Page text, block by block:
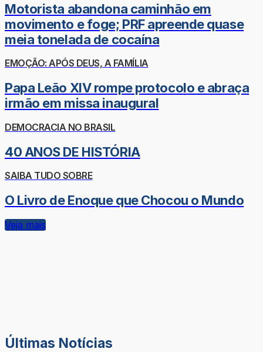
Motorista abandona caminhão em
movimento e foge; PRF apreende quase
meia tonelada de cocaína
EMOÇÃO: APÓS DEUS, A FAMÍLIA
Papa Leão XIV rompe protocolo e abraça
irmão em missa inaugural
DEMOCRACIA NO BRASIL
40 ANOS DE HISTÓRIA
SAIBA TUDO SOBRE
O Livro de Enoque que Chocou o Mundo
Veja mais
Últimas Notícias